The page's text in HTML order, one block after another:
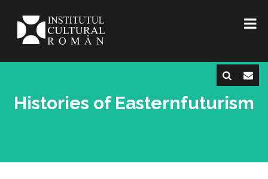
Histories of Easternfuturism